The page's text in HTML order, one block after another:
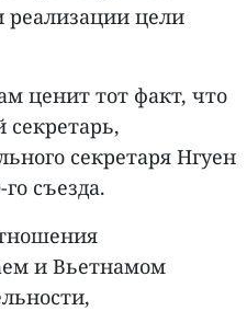
реализации цели
ценит тот факт, что
секретаря Нгуен
съезда.
и Вьетнамом